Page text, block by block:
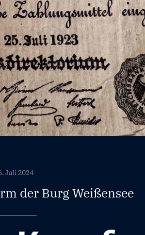
Juli 2024
der Burg Weißensee